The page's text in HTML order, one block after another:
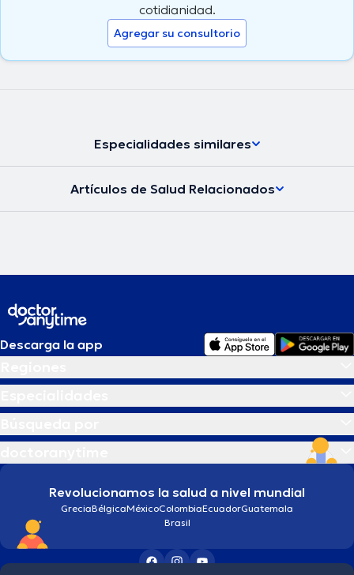
cotidianidad.
Agregar su consultorio
Especialidades similares
Artículos de Salud Relacionados
Descarga la app
Revolucionamos la salud a nivel mundial
GreciaBélgicaMéxicoColombiaEcuadorGuatemala
Brasil